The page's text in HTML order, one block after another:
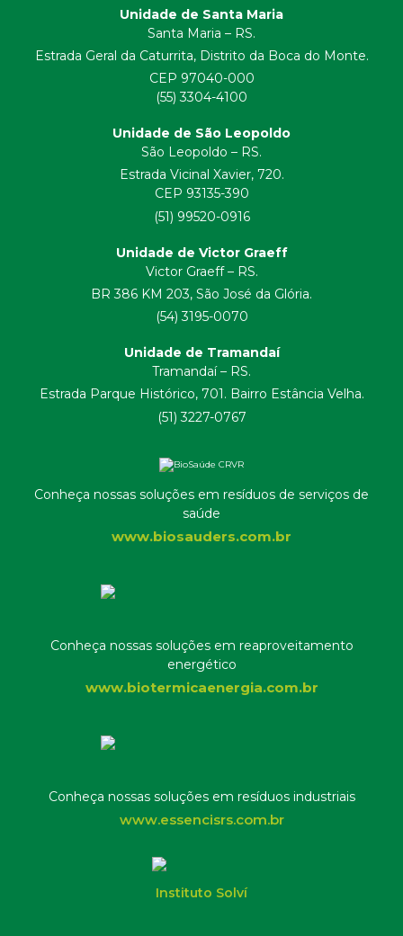
Unidade de Santa Maria
Santa Maria – RS.
Estrada Geral da Caturrita, Distrito da Boca do Monte.
CEP 97040-000
(55) 3304-4100
Unidade de São Leopoldo
São Leopoldo – RS.
Estrada Vicinal Xavier, 720.
CEP 93135-390
(51) 99520-0916
Unidade de Victor Graeff
Victor Graeff – RS.
BR 386 KM 203, São José da Glória.
(54) 3195-0070
Unidade de Tramandaí
Tramandaí – RS.
Estrada Parque Histórico, 701. Bairro Estância Velha.
(51) 3227-0767
Conheça nossas soluções em resíduos de serviços de
saúde
www.biosauders.com.br
Conheça nossas soluções em reaproveitamento
energético
www.biotermicaenergia.com.br
Conheça nossas soluções em resíduos industriais
www.essencisrs.com.br
Instituto Solví